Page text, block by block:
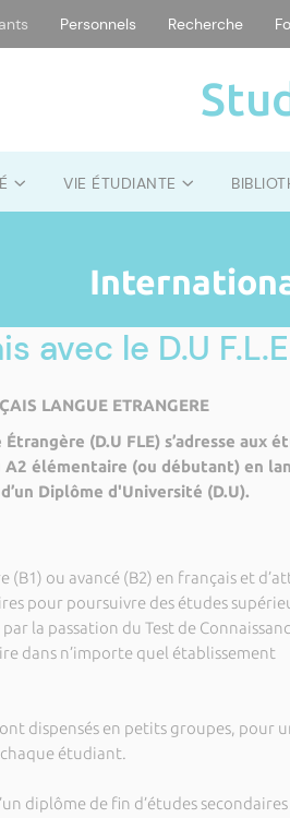
Personnels Recherche
VIE ÉTUDIANTE
avec le D.U
LANGUE ETRANGERE
(D.U FLE) s’adresse aux
élémentaire (ou débutant) en
Diplôme d'Université (D.U).
ou avancé (B2) en français et
pour poursuivre des études
la passation du Test de
dans n’importe quel établissement
dispensés en petits groupes, pour
étudiant.
diplôme de fin d’études